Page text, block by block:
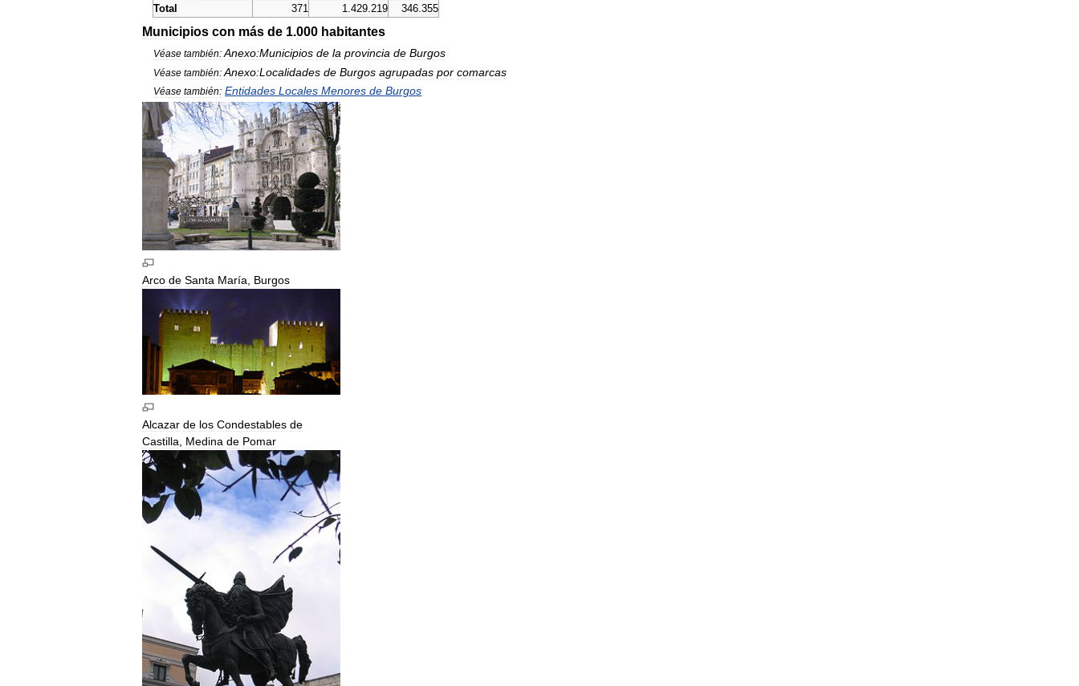
Total
371 1.429.219 346.355
Municipios con más de 1.000 habitantes
Véase también: Anexo:Municipios de la provincia de Burgos
Véase también: Anexo:Localidades de Burgos agrupadas por comarcas
Véase también: Entidades Locales Menores de Burgos
Arco de Santa María, Burgos
Alcazar de los Condestables de
Castilla
Medina de Pomar